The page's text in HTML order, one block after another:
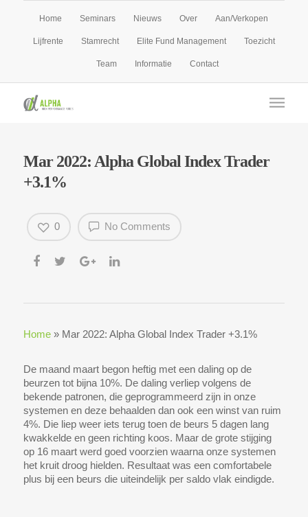
Home Seminars Nieuws Over Aan/Verkopen
Lijfrente Stamrecht Elite Fund Management Toezicht
Team Informatie Contact
Mar 2022: Alpha Global Index Trader
+3.1%
No Comments
0
Home» Mar 2022: Alpha Global Index Trader +3.1%
De maand maart begon heftig met een daling op de
beurzen tot bijna 10%. De daling verliep volgens de
bekende patronen, die geprogrammeerd zijn in onze
systemen en deze behaalden dan ook een winst van ruim
4%. Die liep weer iets terug toen de beurs 5 dagen lang
kwakkelde en geen richting koos. Maar de grote stijging
op 16 maart werd goed voorzien waarna onze systemen
het kruit droog hielden. Resultaat was een comfortabele
plus bij een beurs die uiteindelijk per saldo vlak eindigde.